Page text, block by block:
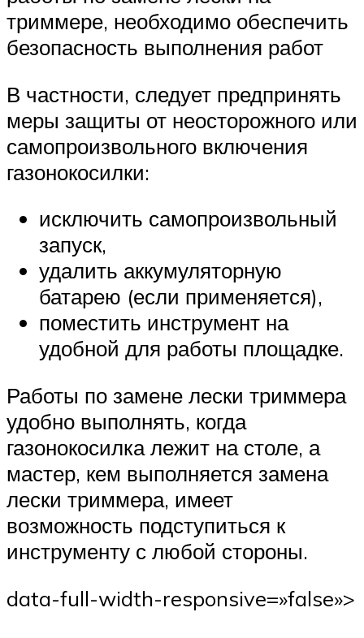
триммере, необходимо обеспечить
безопасность выполнения работ
В частности, следует предпринять
меры защиты от неосторожного или
самопроизвольного включения
газонокосилки:
исключить самопроизвольный
запуск,
удалить аккумуляторную
батарею (если применяется),
поместить инструмент на
удобной для работы площадке.
Работы по замене лески триммера
удобно выполнять, когда
газонокосилка лежит на столе, а
мастер, кем выполняется замена
лески триммера, имеет
возможность подступиться к
инструменту с любой стороны.
data-full-width-responsive=»false»>